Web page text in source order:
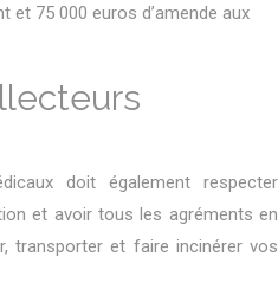
et 75 000 euros d’amende aux
doit également respecter
et avoir tous les agréments en
transporter et faire incinérer vos